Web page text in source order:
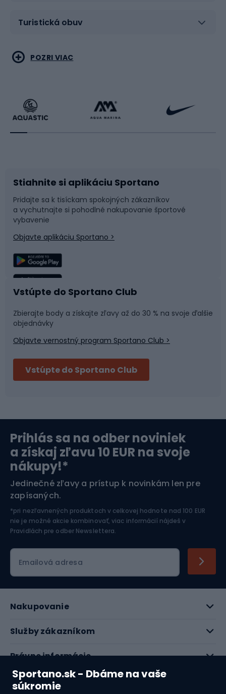
Sportano.sk - Dbáme na vaše
súkromie
Turistická obuv
Vodné športy
Beh
Príslušenstvo k bicyklom
Časti bicyklov
Rybolov
Športová medicína
Bushcraft
Bikepacking
Orientačný beh
Bojové umenia
Raketové športy
Sane a kĺzačky
Snowboard
Plávanie
Tímové športy
Fitness a posilňovňa
Cyklistické prilby
Lyžovanie
Športová elektronika
Jazdectvo
POZRI VIAC
Stiahnite si aplikáciu Sportano
Pridajte sa k tisíckam spokojných zákazníkov
a vychutnajte si pohodlné nakupovanie športové
vybavenie
Objavte aplikáciu Sportano >
Vstúpte do Sportano Club
Zbierajte body a získajte zľavy až do 30 % na svoje ďalšie
objednávky
Objavte vernostný program Sportano Club >
Vstúpte do Sportano Club
Prihlás sa na odber noviniek
a získaj zľavu 10 EUR na svoje
nákupy!*
Jedinečné zľavy a prístup k novinkám len pre
zapísaných.
*pri nezľavnených produktoch v celkovej hodnote nad 100 EUR
nie je možné akcie kombinovať, viac informácií nájdeš v
Pravidlách pre odber Newslettera.
Emailová adresa
Nakupovanie
Služby zákazníkom
Právne informácie
O nás